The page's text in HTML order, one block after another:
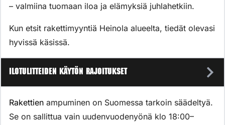
– valmiina tuomaan iloa ja elämyksiä juhlahetkiin.
Kun etsit rakettimyyntiä Heinola alueelta, tiedät olevasi
hyvissä käsissä.
Ilotulitteiden käytön rajoitukset
Rakettien ampuminen on Suomessa tarkoin säädeltyä.
Se on sallittua vain uudenvuodenyönä klo 18:00–